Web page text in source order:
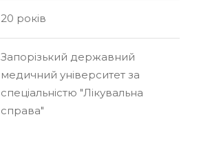
20 років
Запорізький державний
медичний університет за
спеціальністю "Лікувальна
справа"